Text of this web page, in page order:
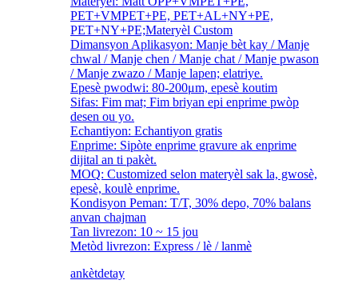
PET+VMPET+PE, PET+AL+NY+PE,
PET+NY+PE;Materyèl Custom
Dimansyon Aplikasyon: Manje bèt kay / Manje
chwal / Manje chen / Manje chat / Manje pwason
/ Manje zwazo / Manje lapen; elatriye.
Epesè pwodwi: 80-200μm, epesè koutim
Sifas: Fim mat; Fim briyan epi enprime pwòp
desen ou yo.
Echantiyon: Echantiyon gratis
Enprime: Sipòte enprime gravure ak enprime
dijital an ti pakèt.
MOQ: Customized selon materyèl sak la, gwosè,
epesè, koulè enprime.
Kondisyon Peman: T/T, 30% depo, 70% balans
anvan chajman
Tan livrezon: 10 ~ 15 jou
Metòd livrezon: Express / lè / lanmè
ankètdetay